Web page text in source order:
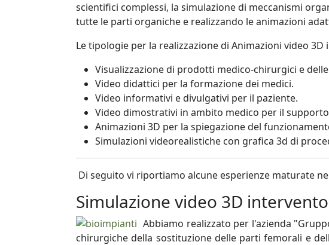
scientifici complessi, la simulazione di meccanismi
tutte le parti organiche e realizzando le animazioni
Le tipologie per la realizzazione di Animazioni video
Visualizzazione di prodotti medico-chirurgici e
Video didattici per la formazione dei medici.
Video informativi e divulgativi per il paziente.
Video dimostrativi in ambito medico per il
Animazioni 3D per la spiegazione del
Simulazioni videorealistiche con grafica 3d di
Di seguito vi riportiamo alcune esperienze maturate
Simulazione video 3D
Abbiamo realizzato per l'azienda
chirurgiche della sostituzione delle parti femorali e